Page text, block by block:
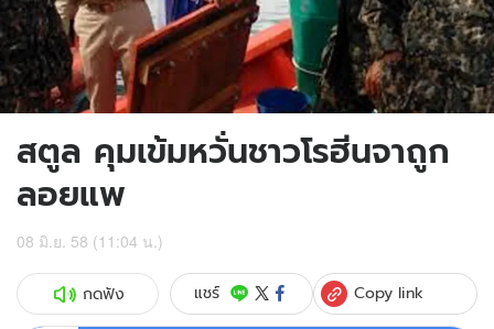
สตูล คุมเข้มหวั่นชาวโรฮีนจาถูก
ลอยแพ
08 มิ.ย. 58 (11:04 น.)
กดฟัง แชร์ Copy link